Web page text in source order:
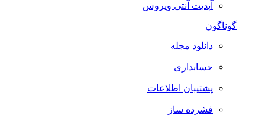
آپدیت آنتی ویروس
گوناگون
دانلود مجله
حسابداری
پشتیبان اطلاعات
فشرده ساز